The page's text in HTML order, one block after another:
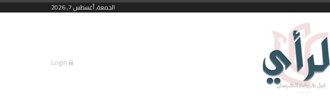
الجمعة, أغسطس 7, 2026